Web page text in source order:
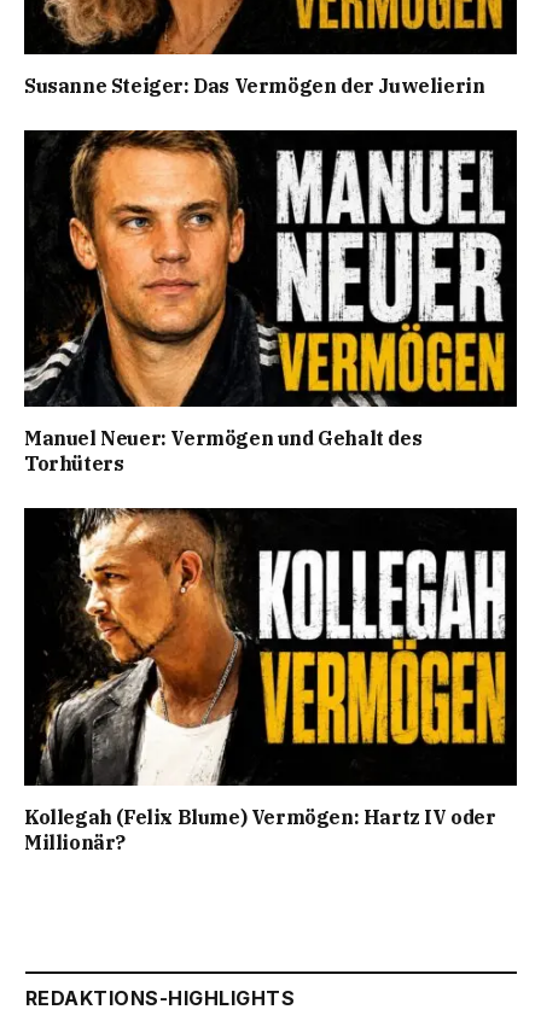
Susanne Steiger: Das Vermögen der Juwelierin
Manuel Neuer: Vermögen und Gehalt des
Torhüters
Kollegah (Felix Blume) Vermögen: Hartz IV oder
Millionär?
REDAKTIONS-HIGHLIGHTS